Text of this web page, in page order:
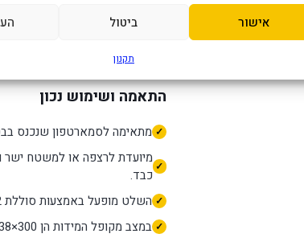
אישור ביטול
תקנון
זום, מעבר מצלמה ונורית
המצלמה; במכשירים מסוימים
התאמה ושימוש נכון
מתאימה לסמארטפון שנכנס
מיועדת לרצפה או למשטח ישר
כבד.
השלט מופעל באמצעות סוללת CR1632 במתח 3V.
במצב מקופל המידות הן 300×38×46 מ״מ והמשקל כ-404 גרם.